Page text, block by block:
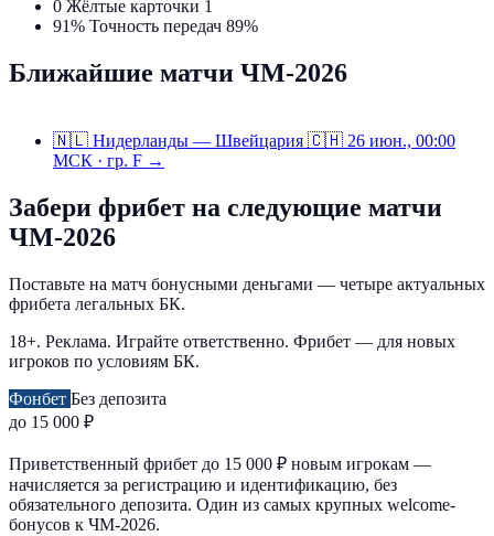
0 Жёлтые карточки 1
91% Точность передач 89%
Ближайшие матчи ЧМ-2026
🇳🇱 Нидерланды — Швейцария 🇨🇭 26 июн., 00:00
МСК · гр. F →
Забери фрибет на следующие матчи
ЧМ-2026
Поставьте на матч бонусными деньгами — четыре актуальных
фрибета легальных БК.
18+. Реклама. Играйте ответственно. Фрибет — для новых
игроков по условиям БК.
Фонбет Без депозита
до 15 000 ₽
Приветственный фрибет до 15 000 ₽ новым игрокам —
начисляется за регистрацию и идентификацию, без
обязательного депозита. Один из самых крупных welcome-
бонусов к ЧМ-2026.